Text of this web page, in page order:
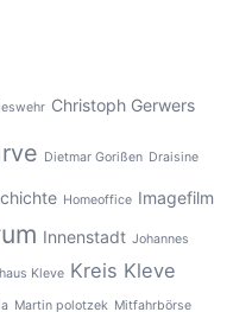
Christoph Gerwers
Dietmar Gorißen Draisine
Homeoffice Imagefilm
Innenstadt Johannes
Kleve Kreis Kleve
Martin polotzek Mitfahrbörse